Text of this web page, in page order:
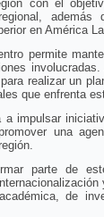
con el
en América
permite
realizar un
que enfrenta
impulsar
una
parte de
de